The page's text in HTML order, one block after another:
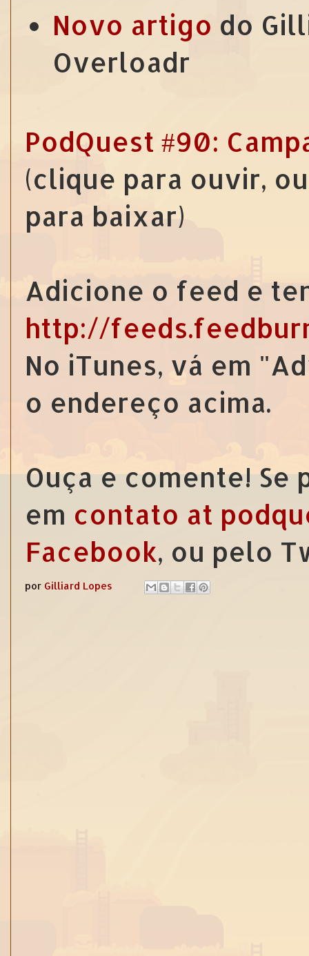
Novo artigo do
Overloadr
PodQuest #90:
(clique para ouvir,
para baixar)
Adicione o feed e
http://
No iTunes, vá em
o endereço acima.
Ouça e comente!
em contato at
Facebook, ou pelo
por Gilliard Lopes